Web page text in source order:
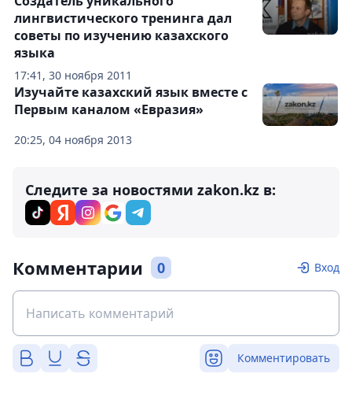
17:41, 30 ноября 2011
лингвистического тренинга дал
советы по изучению казахского
языка
20:25, 04 ноября 2013
Изучайте казахский язык вместе с
Первым каналом «Евразия»
Следите за новостями zakon.kz в:
Комментарии 0 Вход
Комментировать